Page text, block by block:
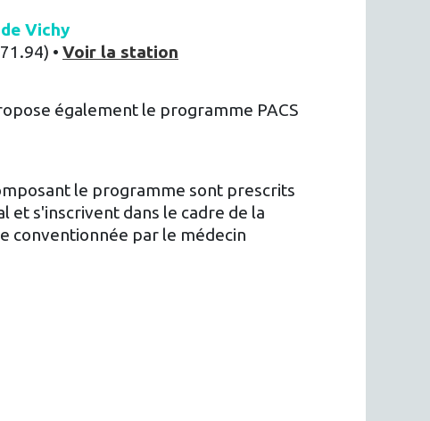
Vichy
•Voir la station
également le programme PACS
le programme sont prescrits
et s'inscrivent dans le cadre de la
conventionnée par le médecin